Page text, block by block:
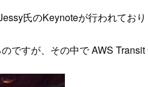
氏のKeynoteが行われており
ですが、その中で AWS